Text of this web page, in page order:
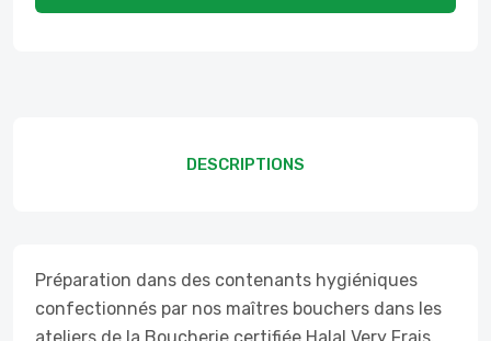
DESCRIPTIONS
Préparation dans des contenants hygiéniques
confectionnés par nos maîtres bouchers dans les